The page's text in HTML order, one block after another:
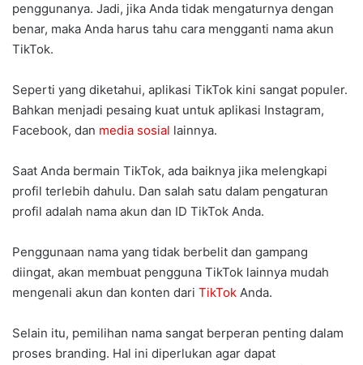
penggunanya. Jadi, jika Anda tidak mengaturnya dengan
benar, maka Anda harus tahu cara mengganti nama akun
TikTok.
Seperti yang diketahui, aplikasi TikTok kini sangat populer.
Bahkan menjadi pesaing kuat untuk aplikasi Instagram,
Facebook, dan media sosial lainnya.
Saat Anda bermain TikTok, ada baiknya jika melengkapi
profil terlebih dahulu. Dan salah satu dalam pengaturan
profil adalah nama akun dan ID TikTok Anda.
Penggunaan nama yang tidak berbelit dan gampang
diingat, akan membuat pengguna TikTok lainnya mudah
mengenali akun dan konten dari TikTok Anda.
Selain itu, pemilihan nama sangat berperan penting dalam
proses branding. Hal ini diperlukan agar dapat